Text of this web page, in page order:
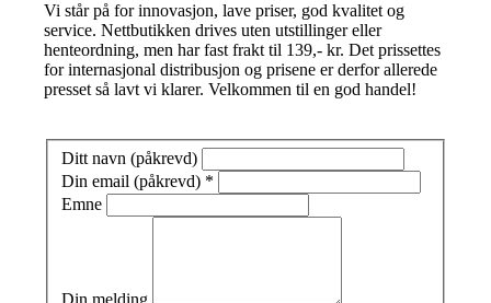
Vi står på for innovasjon, lave priser, god kvalitet og
service. Nettbutikken drives uten utstillinger eller
henteordning, men har fast frakt til 139,- kr. Det prissettes
for internasjonal distribusjon og prisene er derfor allerede
presset så lavt vi klarer. Velkommen til en god handel!
Ditt navn (påkrevd)
Din email (påkrevd) *
Emne
Din melding